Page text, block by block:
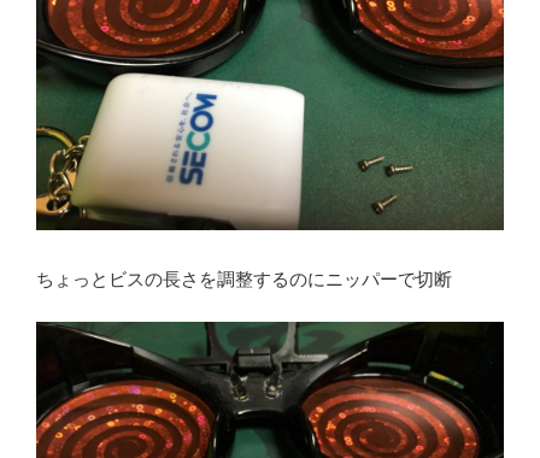
ちょっとビスの長さを調整するのにニッパーで切断